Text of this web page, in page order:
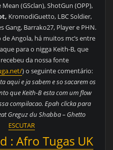
(GSclan), ShotGun (OPP),
KromodiGuetto, LBC Soldier,
Gang, Barrako27, Player e PHN.
Angola, há muitos mc’s entre
para o nigga Keith-B, que
da nossa fonte
) o seguinte comentário:
aqui e ja sabem e so sacarem os
que Keith-B esta com um flow
compilacao. Epah clicka para
Greguz du Shabba – Ghetto
ESCUTAR
: Afro Tugas UK